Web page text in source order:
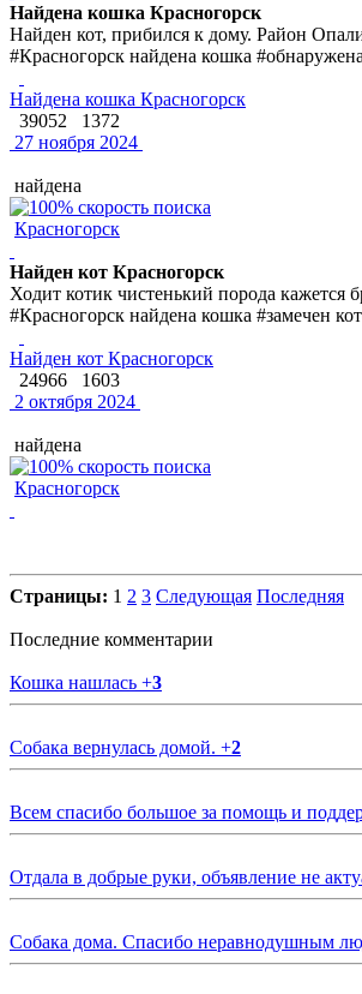
Найдена кошка Красногорск
Найден кот, прибился к дому. Район
#Красногорск найдена кошка
Найдена кошка Красногорск
39052
1372
27 ноября 2024
найдена
Красногорск
Найден кот Красногорск
Ходит котик чистенький порода кажется
#Красногорск найдена кошка #замечен
Найден кот Красногорск
24966
1603
2 октября 2024
найдена
Красногорск
Страницы: 1 2 3 Следующая Последняя
Последние комментарии
Кошка нашлась +3
Собака вернулась домой. +2
Всем спасибо большое за помощь и
Отдала в добрые руки, объявление не
Собака дома. Спасибо неравнодушным